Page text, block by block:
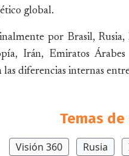
global.
por Brasil,
Irán, Emiratos
diferencias internas
Temas
Visión 360 Rusia